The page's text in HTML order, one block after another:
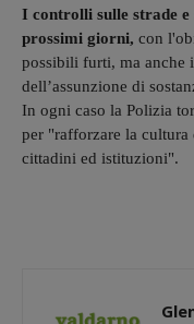
I controlli sulle strade
prossimi giorni, con
possibili furti, ma anche
dell’assunzione di
In ogni caso la Polizia
per "rafforzare la cultura
cittadini ed istituzioni".